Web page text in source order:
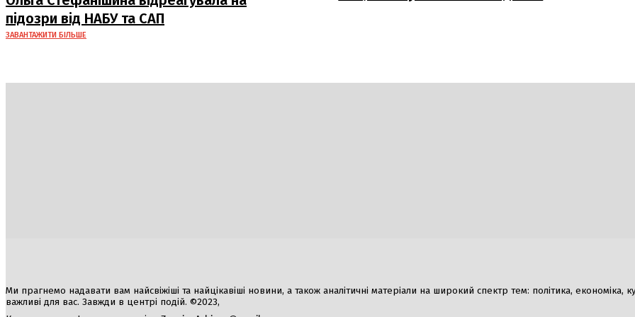
підозри від НАБУ та САП
ЗАВАНТАЖИТИ БІЛЬШЕ
Ми прагнемо надавати вам найсвіжіші та найцікавіші новини, а також аналітичні матеріали на широкий спектр тем: політика, економіка,
важливі для вас. Завжди в центрі подій. ©2023,